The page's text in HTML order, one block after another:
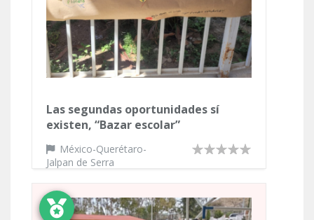
Las segundas oportunidades sí
existen, “Bazar escolar”
México-Querétaro-
Jalpan de Serra